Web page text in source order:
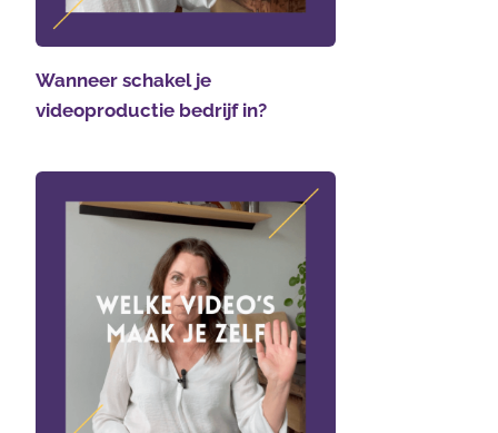
Wanneer schakel je
videoproductie bedrijf in?